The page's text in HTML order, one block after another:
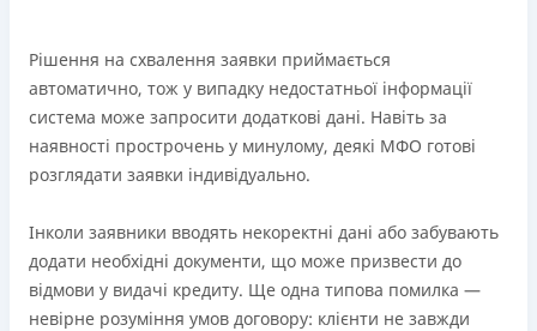
Рішення на схвалення заявки приймається
автоматично, тож у випадку недостатньої інформації
система може запросити додаткові дані. Навіть за
наявності прострочень у минулому, деякі МФО готові
розглядати заявки індивідуально.
Інколи заявники вводять некоректні дані або забувають
додати необхідні документи, що може призвести до
відмови у видачі кредиту. Ще одна типова помилка —
невірне розуміння умов договору: клієнти не завжди